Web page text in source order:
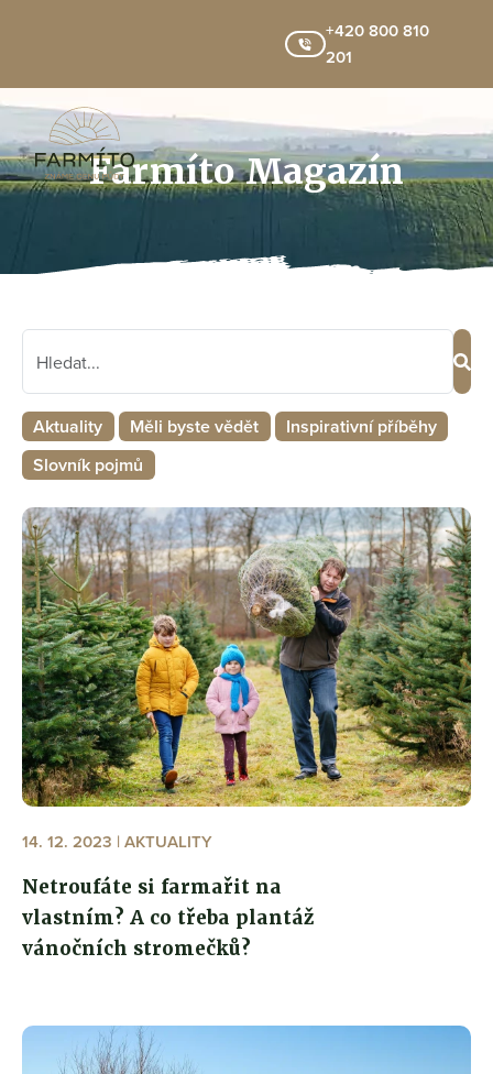
+420 800 810
201
Farmíto Magazín
Aktuality Měli byste vědět
Inspirativní příběhy
Slovník pojmů
14. 12. 2023 | AKTUALITY
Netroufáte si farmařit na
vlastním? A co třeba plantáž
vánočních stromečků?